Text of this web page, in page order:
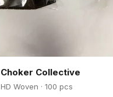
Choker Collective
HD Woven · 100 pcs